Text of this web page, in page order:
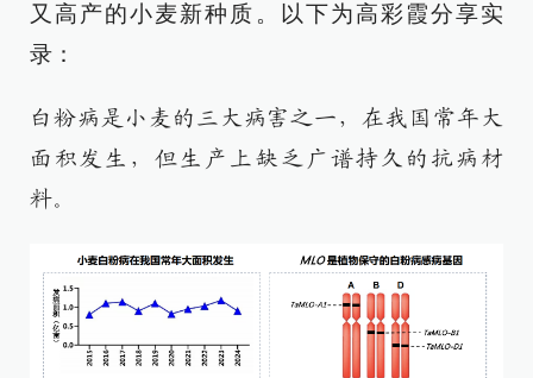
又高产的小麦新种质。以下为高彩霞分享实
录：​
白粉病是小麦的三大病害之一，在我国常年大
面积发生，但生产上缺乏广谱持久的抗病材
料。